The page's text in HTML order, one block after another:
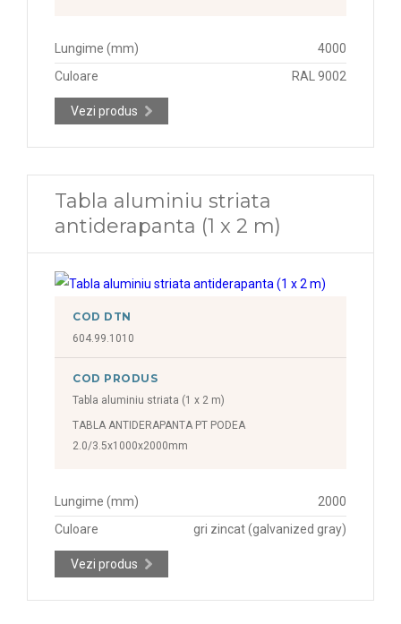
Lungime (mm)
4000
Culoare
RAL 9002
Vezi produs
Tabla aluminiu striata
antiderapanta (1 x 2 m)
COD DTN
604.99.1010
COD PRODUS
Tabla aluminiu striata (1 x 2 m)
TABLA ANTIDERAPANTA PT PODEA
2.0/3.5x1000x2000mm
Lungime (mm)
2000
Culoare
gri zincat (galvanized gray)
Vezi produs